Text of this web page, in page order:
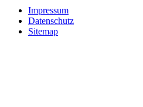
Impressum
Datenschutz
Sitemap